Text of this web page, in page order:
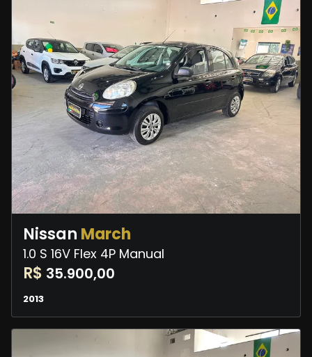
Nissan March
1.0 S 16V Flex 4P Manual
R$ 35.900,00
2013